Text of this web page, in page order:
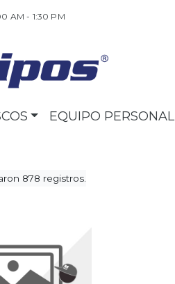
AM - 1:30 PM
EQUIPO PERSONAL
878 registros.